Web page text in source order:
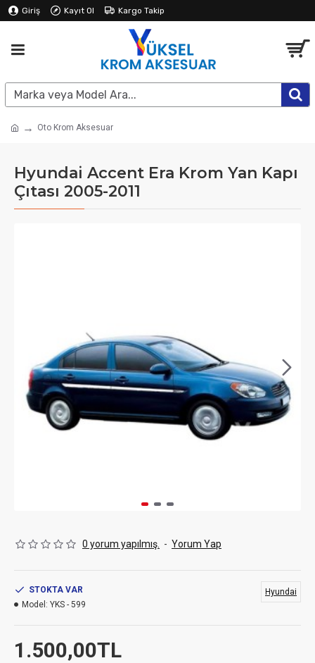
Giriş Kayıt Ol Kargo Takip
Oto Krom Aksesuar
Hyundai Accent Era Krom Yan Kapı
Çıtası 2005-2011
0 yorum yapılmış. - Yorum Yap
1.500,00TL
STOKTA VAR
Model: YKS - 599
Hyundai